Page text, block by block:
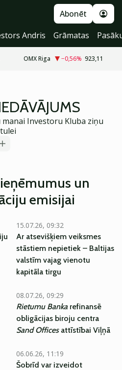
Abonēt
Andris Grāmatas
OMX Riga −0,56% 923,11
Investoru Kluba ziņu
un
emisijai
15.07.26, 09:32
Ar atsevišķiem veiksmes
stāstiem nepietiek – Baltijas
valstīm vajag vienotu
kapitāla tirgu
08.07.26, 09:29
Rietumu Banka refinansē
obligācijas biroju centra
Sand Officesattīstībai Viļņā
06.06.26, 11:19
Šobrīd var izveidot